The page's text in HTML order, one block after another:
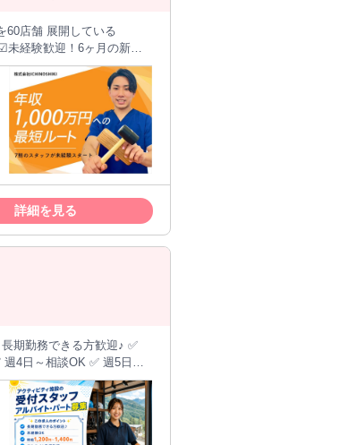
のお子様やご家族のイベ
ストを掲げているからこ
が笑
本改善に貢献。 高単価の
→30億の30倍、 店舗数
きると！ あなたも私たち
！ ☑︎SNSで話題！集客にも
に整体院を展開。 「どこ
表から求職者へのメッセー
会が充実！ 月に2回代表
【２】最速の
マネージャーなど 管理職
ート、 組織作りといった
円の支給実績あり！ 頑張
学を元に思考から教える
のお子様やご家族のイベ
ストを掲げているからこ
が笑
本改善に貢献。 高単価の
億→30億の30倍、 店舗数
詳細を見る
勤務できる方歓迎♪ ✅
4日～相談OK ✅ 週5日勤
✅ 食事補助あり ✅ 交通費
きた